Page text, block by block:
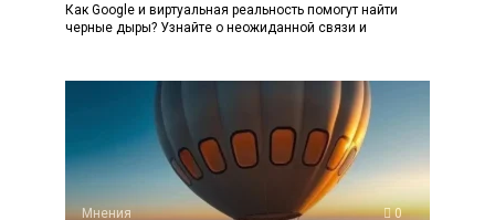
Как Google и виртуальная реальность помогут найти
черные дыры? Узнайте о неожиданной связи и
Мнения 0